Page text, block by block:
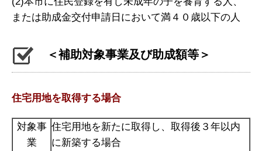
または助成金交付申請日において満４０歳以下の人
＜補助対象事業及び助成額等＞
住宅用地を取得する場合
対象事
業
住宅用地を新たに取得し、取得後３年以内
に新築する場合